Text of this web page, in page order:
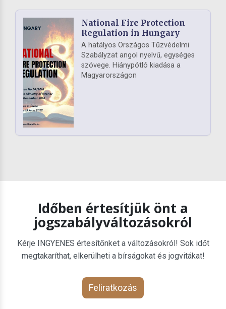
National Fire Protection
Regulation in Hungary
A hatályos Országos Tűzvédelmi
Szabályzat angol nyelvű, egységes
szövege. Hiánypótló kiadása a
Magyarországon
Időben értesítjük önt a
jogszabályváltozásokról
Kérje INGYENES értesítőnket a változásokról! Sok időt
megtakaríthat, elkerülheti a bírságokat és jogvitákat!
Feliratkozás